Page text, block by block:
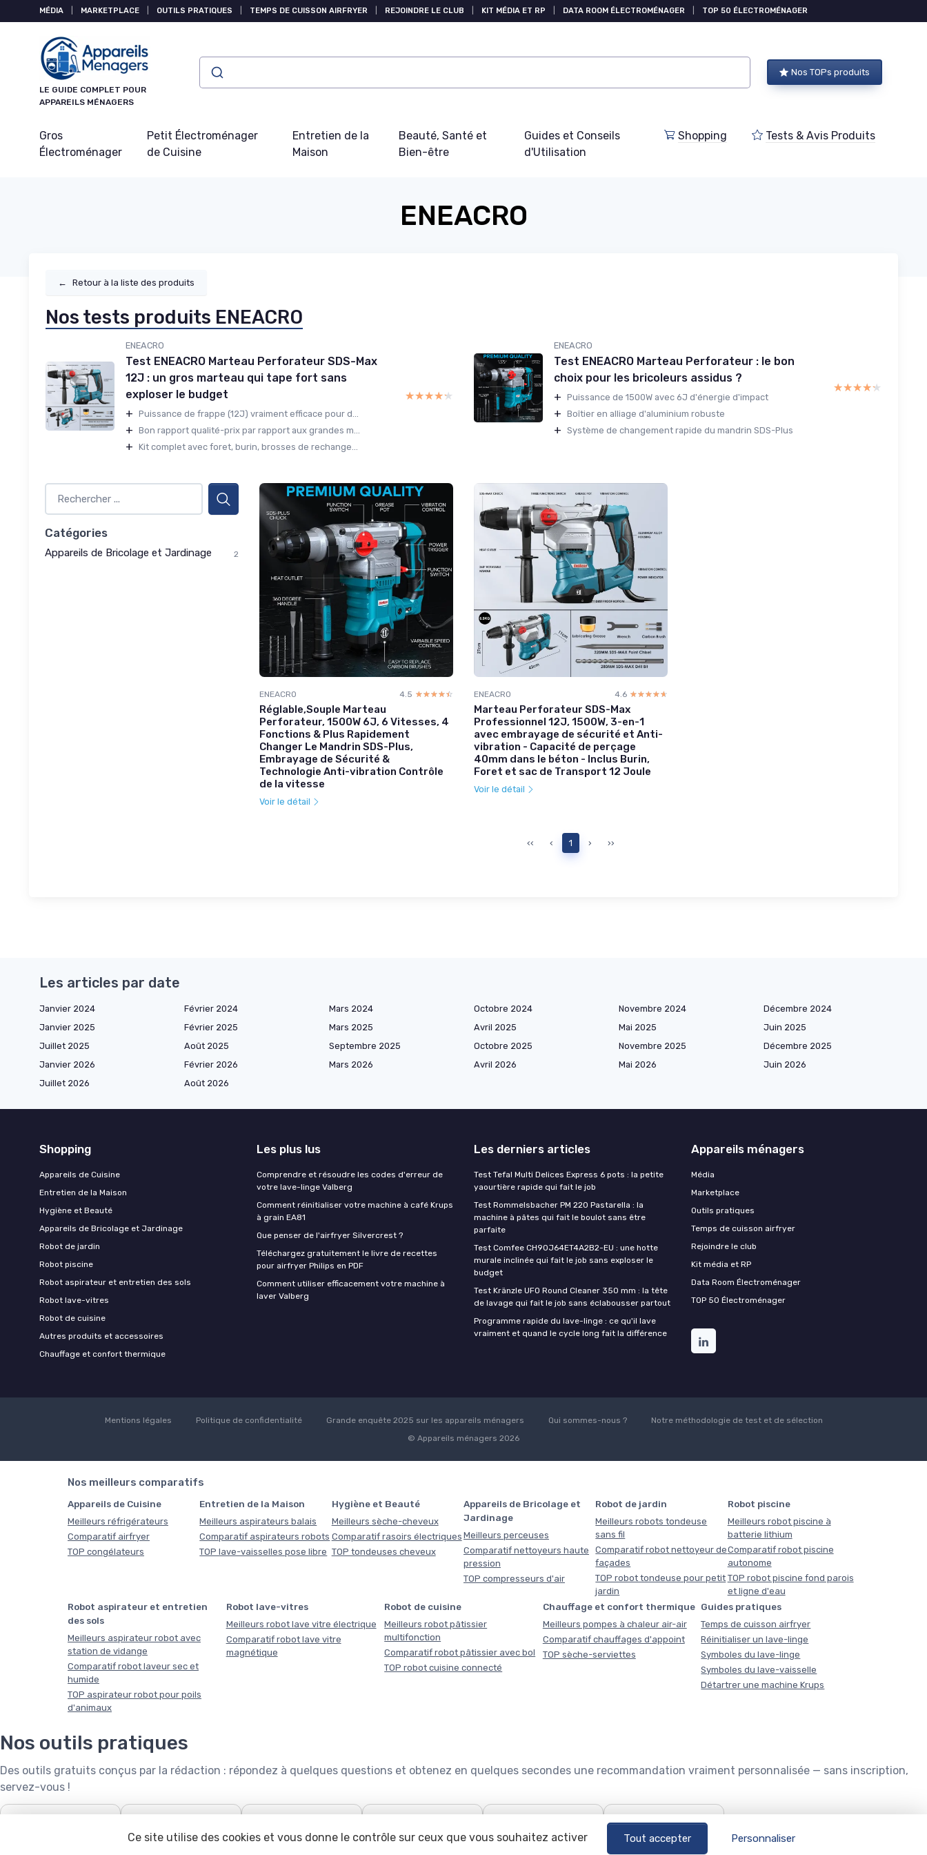
MÉDIA MARKETPLACE OUTILS PRATIQUES TEMPS DE CUISSON AIRFRYER REJOINDRE LE CLUB KIT MÉDIA ET RP DATA ROOM ÉLECTROMÉNAGER TOP 50 ÉLECTROMÉNAGER
LE GUIDE COMPLET POUR
APPAREILS MÉNAGERS
Nos TOPs produits
Gros
Électroménager
Petit Électroménager
de Cuisine
Entretien de la
Maison
Beauté, Santé et
Bien-être
Guides et Conseils
d'Utilisation
Shopping Tests & Avis Produits
ENEACRO
← Retour à la liste des produits
Nos tests produits ENEACRO
ENEACRO
Test ENEACRO Marteau Perforateur SDS-Max
12J : un gros marteau qui tape fort sans
exploser le budget
+ Puissance de frappe (12J) vraiment efficace pour d...
+ Bon rapport qualité-prix par rapport aux grandes m...
+ Kit complet avec foret, burin, brosses de rechange...
★★★★★
★★★★★
ENEACRO
Test ENEACRO Marteau Perforateur : le bon
choix pour les bricoleurs assidus ?
+ Puissance de 1500W avec 6J d'énergie d'impact
+ Boîtier en alliage d'aluminium robuste
+ Système de changement rapide du mandrin SDS-Plus
★★★★★
★★★★★
Catégories
Appareils de Bricolage et Jardinage 2
ENEACRO 4.5 ☆☆☆☆☆
★★★★★
Réglable,Souple Marteau
Perforateur, 1500W 6J, 6 Vitesses, 4
Fonctions & Plus Rapidement
Changer Le Mandrin SDS-Plus,
Embrayage de Sécurité &
Technologie Anti-vibration Contrôle
de la vitesse
Voir le détail
ENEACRO 4.6 ☆☆☆☆☆
★★★★★
Marteau Perforateur SDS-Max
Professionnel 12J, 1500W, 3-en-1
avec embrayage de sécurité et Anti-
vibration - Capacité de perçage
40mm dans le béton - Inclus Burin,
Foret et sac de Transport 12 Joule
Voir le détail
‹‹ ‹ 1 › ››
Les articles par date
Janvier 2024 Février 2024 Mars 2024 Octobre 2024 Novembre 2024
Décembre 2024
Janvier 2025
Février 2025 Mars 2025 Avril 2025 Mai 2025
Juin 2025
Juillet 2025
Août 2025 Septembre 2025 Octobre 2025 Novembre 2025
Décembre 2025
Janvier 2026
Février 2026 Mars 2026 Avril 2026 Mai 2026
Juin 2026
Juillet 2026
Août 2026
Shopping
Appareils de Cuisine
Entretien de la Maison
Hygiène et Beauté
Appareils de Bricolage et Jardinage
Robot de jardin
Robot piscine
Robot aspirateur et entretien des sols
Robot lave-vitres
Robot de cuisine
Autres produits et accessoires
Chauffage et confort thermique
Les plus lus
Comprendre et résoudre les codes d'erreur de
votre lave-linge Valberg
Comment réinitialiser votre machine à café Krups
à grain EA81
Que penser de l'airfryer Silvercrest ?
Téléchargez gratuitement le livre de recettes
pour airfryer Philips en PDF
Comment utiliser efficacement votre machine à
laver Valberg
Les derniers articles
Test Tefal Multi Delices Express 6 pots : la petite
yaourtière rapide qui fait le job
Test Rommelsbacher PM 220 Pastarella : la
machine à pâtes qui fait le boulot sans être
parfaite
Test Comfee CH90J64ET4A2B2-EU : une hotte
murale inclinée qui fait le job sans exploser le
budget
Test Kränzle UFO Round Cleaner 350 mm : la tête
de lavage qui fait le job sans éclabousser partout
Programme rapide du lave-linge : ce qu'il lave
vraiment et quand le cycle long fait la différence
Appareils ménagers
Média
Marketplace
Outils pratiques
Temps de cuisson airfryer
Rejoindre le club
Kit média et RP
Data Room Électroménager
TOP 50 Électroménager
Mentions légales Politique de confidentialité Grande enquête 2025 sur les appareils ménagers Qui sommes-nous ?
Notre méthodologie de test et de sélection
© Appareils ménagers 2026
Nos meilleurs comparatifs
Appareils de Cuisine
Meilleurs réfrigérateurs
Comparatif airfryer
TOP congélateurs
Entretien de la Maison
Meilleurs aspirateurs balais
Comparatif aspirateurs robots
TOP lave-vaisselles pose libre
Hygiène et Beauté
Meilleurs sèche-cheveux
Comparatif rasoirs électriques
TOP tondeuses cheveux
Appareils de Bricolage et
Jardinage
Meilleurs perceuses
Comparatif nettoyeurs haute
pression
TOP compresseurs d'air
Robot de jardin
Meilleurs robots tondeuse
sans fil
Comparatif robot nettoyeur de
façades
TOP robot tondeuse pour petit
jardin
Robot piscine
Meilleurs robot piscine à
batterie lithium
Comparatif robot piscine
autonome
TOP robot piscine fond parois
et ligne d'eau
Robot aspirateur et entretien
des sols
Meilleurs aspirateur robot avec
station de vidange
Comparatif robot laveur sec et
humide
TOP aspirateur robot pour poils
d'animaux
Robot lave-vitres
Meilleurs robot lave vitre électrique
Comparatif robot lave vitre
magnétique
Robot de cuisine
Meilleurs robot pâtissier
multifonction
Comparatif robot pâtissier avec bol
TOP robot cuisine connecté
Chauffage et confort thermique
Meilleurs pompes à chaleur air-air
Comparatif chauffages d'appoint
TOP sèche-serviettes
Guides pratiques
Temps de cuisson airfryer
Réinitialiser un lave-linge
Symboles du lave-linge
Symboles du lave-vaisselle
Détartrer une machine Krups
Nos outils pratiques
Des outils gratuits conçus par la rédaction : répondez à quelques questions et obtenez en quelques secondes une recommandation vraiment personnalisée — sans inscription,
servez-vous !
❄️ 🧺
Capacité de lave-linge
🌱
Robot tondeuse : le
🧹
Quel aspirateur choisir ?
🍽️
Configurateur lave-
🏊
Quel robot piscine ?
Panneau de gestion des cookies
Ce site utilise des cookies et vous donne le contrôle sur ceux que vous souhaitez activer Tout accepter Personnaliser